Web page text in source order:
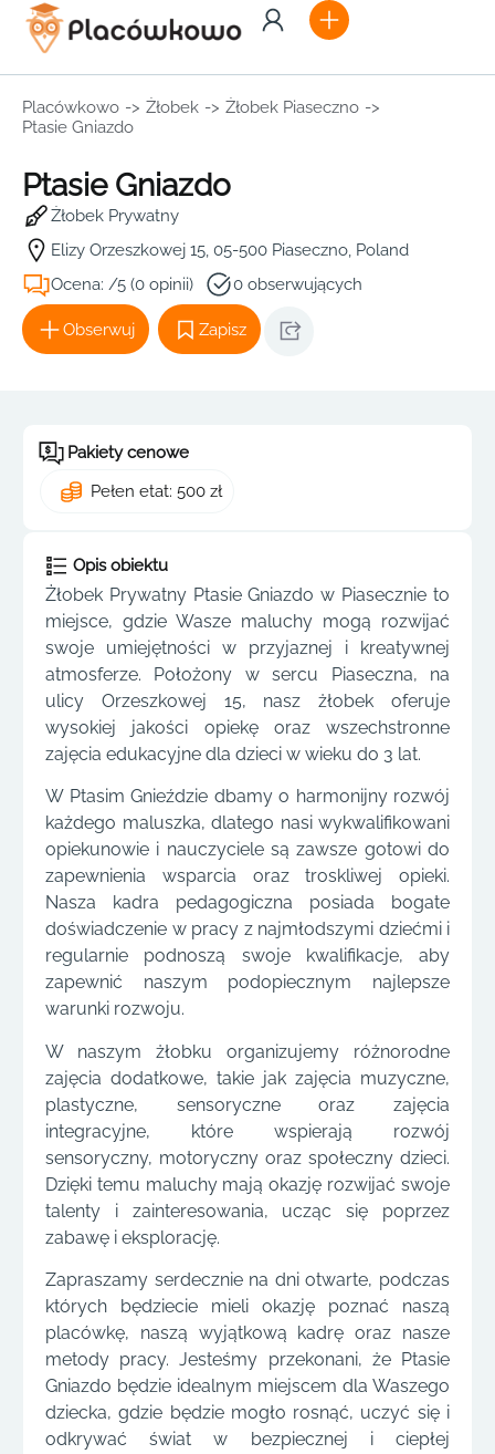
Placówkowo -> Żłobek -> Żłobek Piaseczno ->
Ptasie Gniazdo
Ptasie Gniazdo
Żłobek Prywatny
Elizy Orzeszkowej 15, 05-500 Piaseczno, Poland
Ocena: /5 (0 opinii)
0 obserwujących
Obserwuj Zapisz
Pakiety cenowe
Pełen etat: 500 zł
Opis obiektu
Żłobek Prywatny Ptasie Gniazdo w Piasecznie to
miejsce, gdzie Wasze maluchy mogą rozwijać
swoje umiejętności w przyjaznej i kreatywnej
atmosferze. Położony w sercu Piaseczna, na
ulicy Orzeszkowej 15, nasz żłobek oferuje
wysokiej jakości opiekę oraz wszechstronne
zajęcia edukacyjne dla dzieci w wieku do 3 lat.
W Ptasim Gnieździe dbamy o harmonijny rozwój
każdego maluszka, dlatego nasi wykwalifikowani
opiekunowie i nauczyciele są zawsze gotowi do
zapewnienia wsparcia oraz troskliwej opieki.
Nasza kadra pedagogiczna posiada bogate
doświadczenie w pracy z najmłodszymi dziećmi i
regularnie podnoszą swoje kwalifikacje, aby
zapewnić naszym podopiecznym najlepsze
warunki rozwoju.
W naszym żłobku organizujemy różnorodne
zajęcia dodatkowe, takie jak zajęcia muzyczne,
plastyczne, sensoryczne oraz zajęcia
integracyjne, które wspierają rozwój
sensoryczny, motoryczny oraz społeczny dzieci.
Dzięki temu maluchy mają okazję rozwijać swoje
talenty i zainteresowania, ucząc się poprzez
zabawę i eksplorację.
Zapraszamy serdecznie na dni otwarte, podczas
których będziecie mieli okazję poznać naszą
placówkę, naszą wyjątkową kadrę oraz nasze
metody pracy. Jesteśmy przekonani, że Ptasie
Gniazdo będzie idealnym miejscem dla Waszego
dziecka, gdzie będzie mogło rosnąć, uczyć się i
odkrywać świat w bezpiecznej i ciepłej